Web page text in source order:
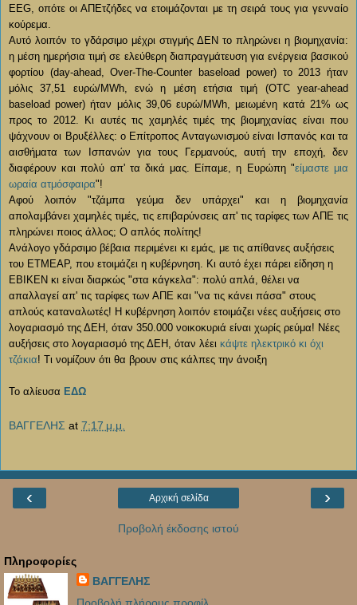
EEG, οπότε οι ΑΠΕτζήδες να ετοιμάζονται με τη σειρά τους για γενναίο
κούρεμα.
Αυτό λοιπόν το γδάρσιμο μέχρι στιγμής ΔΕΝ το πληρώνει η βιομηχανία:
η μέση ημερήσια τιμή σε ελεύθερη διαπραγμάτευση για ενέργεια βασικού
φορτίου (day-ahead, Οver-Τhe-Counter baseload power) το 2013 ήταν
μόλις 37,51 ευρώ/MWh, ενώ η μέση ετήσια τιμή (OTC year-ahead
baseload power) ήταν μόλις 39,06 ευρώ/MWh, μειωμένη κατά 21% ως
προς το 2012. Κι αυτές τις χαμηλές τιμές της βιομηχανίας είναι που
ψάχνουν οι Βρυξέλλες: ο Επίτροπος Ανταγωνισμού είναι Ισπανός και τα
αισθήματα των Ισπανών για τους Γερμανούς, αυτή την εποχή, δεν
διαφέρουν και πολύ απ' τα δικά μας. Είπαμε, η Ευρώπη "είμαστε μια
ωραία ατμόσφαιρα"!
Αφού λοιπόν "τζάμπα γεύμα δεν υπάρχει" και η βιομηχανία
απολαμβάνει χαμηλές τιμές, τις επιβαρύνσεις απ' τις ταρίφες των ΑΠΕ τις
πληρώνει ποιος άλλος; Ο απλός πολίτης!
Ανάλογο γδάρσιμο βέβαια περιμένει κι εμάς, με τις απίθανες αυξήσεις
του ΕΤΜΕΑΡ, που ετοιμάζει η κυβέρνηση. Κι αυτό έχει πάρει είδηση η
ΕΒΙΚΕΝ κι είναι διαρκώς "στα κάγκελα": πολύ απλά, θέλει να
απαλλαγεί απ' τις ταρίφες των ΑΠΕ και "να τις κάνει πάσα" στους
απλούς καταναλωτές! Η κυβέρνηση λοιπόν ετοιμάζει νέες αυξήσεις στο
λογαριασμό της ΔΕΗ, όταν 350.000 νοικοκυριά είναι χωρίς ρεύμα! Νέες
αυξήσεις στο λογαριασμό της ΔΕΗ, όταν λέει κάψτε ηλεκτρικό κι όχι
τζάκια! Τι νομίζουν ότι θα βρουν στις κάλπες την άνοιξη
Το αλίευσα ΕΔΩ
ΒΑΓΓΕΛΗΣ at 7:17 μ.μ.
‹ ›
Αρχική σελίδα
Προβολή έκδοσης ιστού
Πληροφορίες
ΒΑΓΓΕΛΗΣ
Προβολή πλήρους προφίλ